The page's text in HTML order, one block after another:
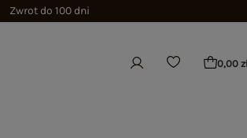
Zwrot do 100 dni
0,00